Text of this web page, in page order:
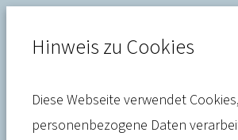
Gesundheitssystem
Hinweis zu Cookies
Diese Webseite verwendet
personenbezogene Daten